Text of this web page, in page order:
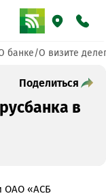
банке О визите
Поделиться
в
ОАО «АСБ